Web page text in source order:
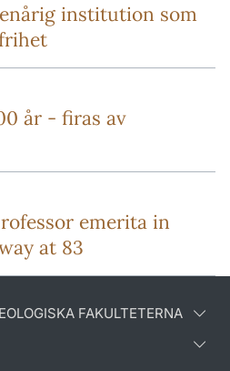
institution som
år - firas av
emerita in
at 83
FAKULTETERNA